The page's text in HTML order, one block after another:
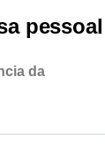
pessoal
da